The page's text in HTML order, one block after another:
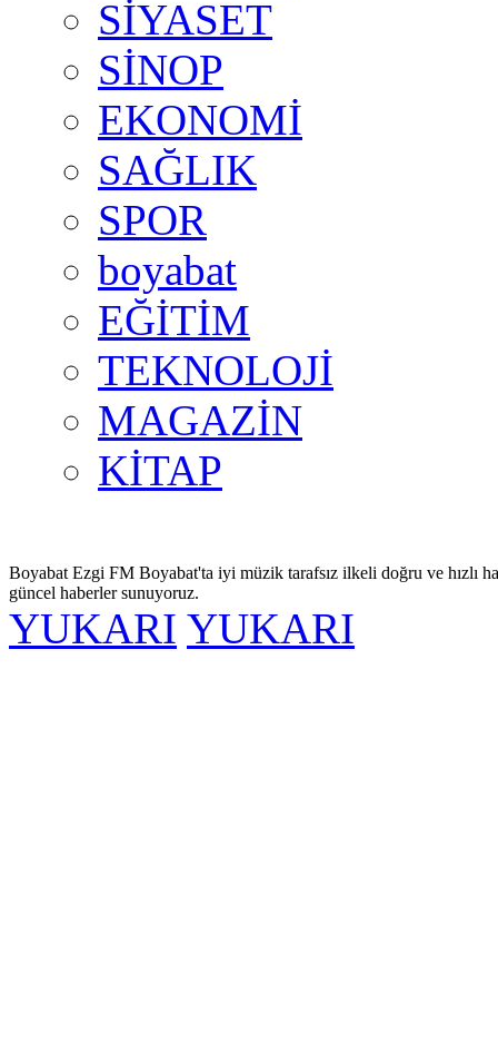
SİYASET
SİNOP
EKONOMİ
SAĞLIK
SPOR
boyabat
EĞİTİM
TEKNOLOJİ
MAGAZİN
KİTAP
Boyabat Ezgi FM Boyabat'ta iyi müzik tarafsız ilkeli doğru ve hızlı
güncel haberler sunuyoruz.
YUKARI YUKARI